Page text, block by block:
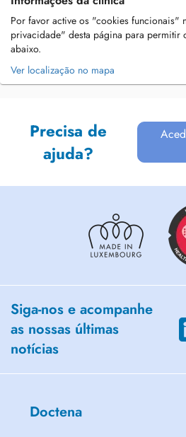
Por favor active os "cookies funcionais"
privacidade" desta página para permitir
abaixo.
Ver localização no mapa
Precisa de
ajuda?
Siga-nos e acompanhe
as nossas últimas
notícias
Doctena